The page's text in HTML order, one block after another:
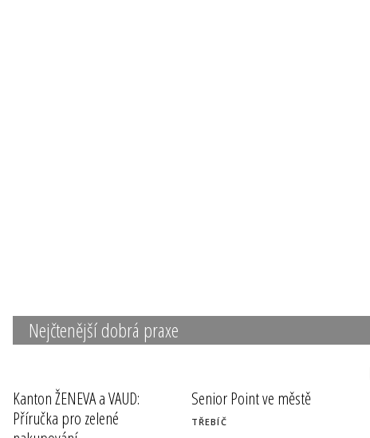
Nejčtenější dobrá praxe
Kanton ŽENEVA a VAUD:
Příručka pro zelené
Senior Point ve městě
TŘEBÍČ